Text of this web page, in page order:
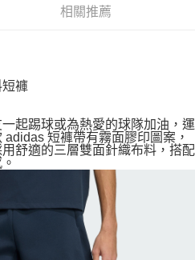
相關推薦
褲
起踢球或為熱愛的球隊加油，運
短褲帶有霧面膠印圖案，
舒適的三層雙面針織布料，搭配